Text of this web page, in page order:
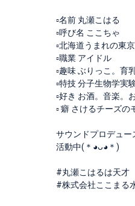
▫️名前 丸瀬こはる
▫️呼び名 ここちゃ
▫️北海道うまれの東
▫️職業 アイドル
▫️趣味 ぶりっこ。育
▫️特技 分子生物学実
▫️好き お酒。音楽。
▫️ 癖 さけるチーズの
サウンドプロデュー
活動中(＊◕ᴗ◕＊)
#丸瀬こはるは天才
#株式会社ここまる